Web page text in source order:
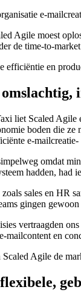
e-
Agile moest
de time-to-
efficiëntie en
liet Scaled Agile
boden die
e-
omdat
hadden,
sales en HR
gingen
vertraagden
mailcontent en
Agile de